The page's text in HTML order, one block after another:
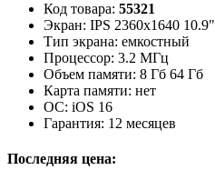
Код товара: 55321
Экран: IPS 2360x1640 10.9"
Тип экрана: емкостный
Процессор: 3.2 МГц
Объем памяти: 8 Гб 64 Гб
Карта памяти: нет
ОС: iOS 16
Гарантия: 12 месяцев
Последняя цена: